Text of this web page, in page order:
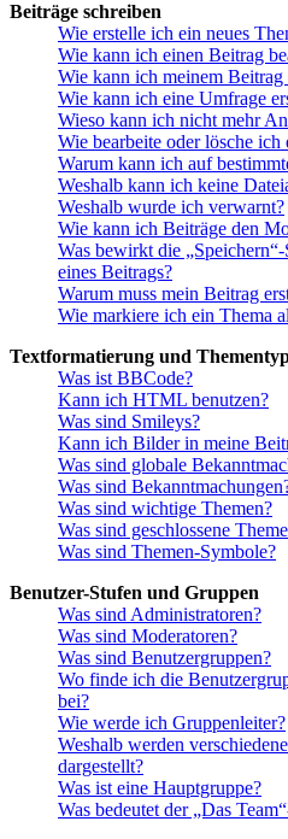
Beiträge schreiben
Wie erstelle ich ein neues
Wie kann ich einen Beitrag
Wie kann ich meinem
Wie kann ich eine Umfrage
Wieso kann ich nicht mehr
Wie bearbeite oder lösche ich
Warum kann ich auf
Weshalb kann ich keine
Weshalb wurde ich verwarnt?
Wie kann ich Beiträge den
Was bewirkt die
eines Beitrags?
Warum muss mein Beitrag
Wie markiere ich ein Thema
Textformatierung und
Was ist BBCode?
Kann ich HTML benutzen?
Was sind Smileys?
Kann ich Bilder in meine
Was sind globale
Was sind
Was sind wichtige Themen?
Was sind geschlossene
Was sind Themen-Symbole?
Benutzer-Stufen und Gruppen
Was sind Administratoren?
Was sind Moderatoren?
Was sind Benutzergruppen?
Wo finde ich die
bei?
Wie werde ich Gruppenleiter?
Weshalb werden
dargestellt?
Was ist eine Hauptgruppe?
Was bedeutet der „Das